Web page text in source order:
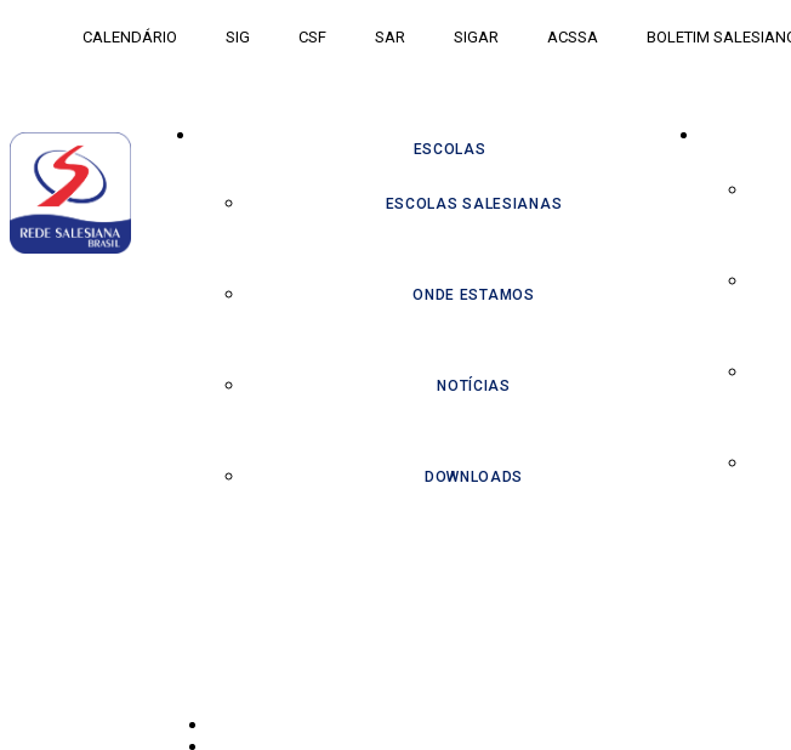
CALENDÁRIO SIG CSF SAR SIGAR ACSSA BOLETIM
ESCOLAS
ESCOLAS SALESIANAS
ONDE ESTAMOS
NOTÍCIAS
DOWNLOADS